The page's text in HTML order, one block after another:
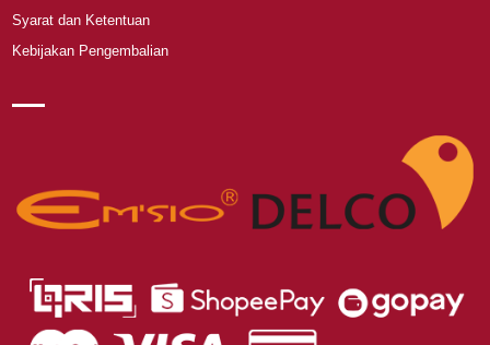
Syarat dan Ketentuan
Kebijakan Pengembalian